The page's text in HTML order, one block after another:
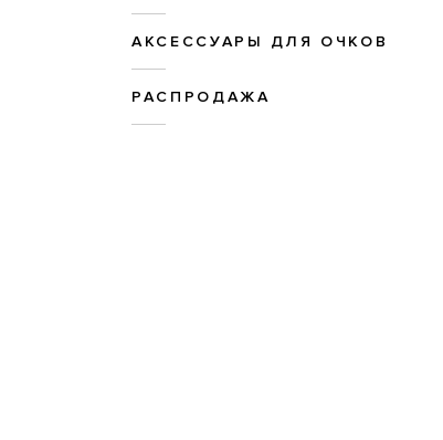
АКСЕССУАРЫ ДЛЯ ОЧКОВ
РАСПРОДАЖА